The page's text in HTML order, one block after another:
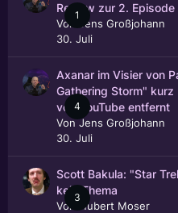
1
Review zur 2.
Von
Jens Großjohann
30. Juli
4
Axanar im Visier von
Gathering Storm"
von YouTube entfernt
VonJens Großjohann
30. Juli
3
Scott Bakula: "Star
kein Thema
Von
Hubert Moser